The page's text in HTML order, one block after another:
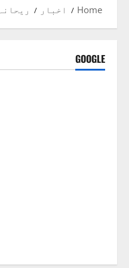
Home اخبار
GOOGLE